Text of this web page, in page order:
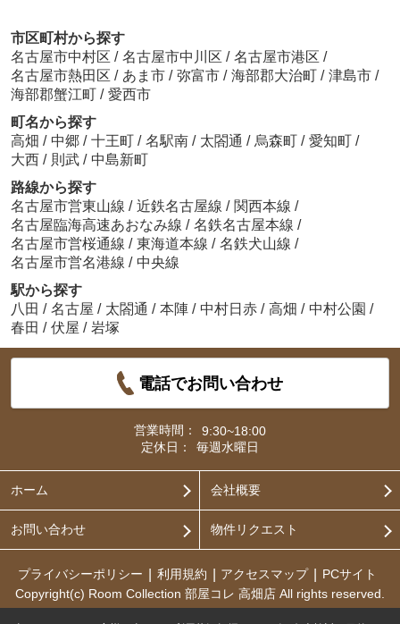
市区町村から探す
名古屋市中村区 / 名古屋市中川区 / 名古屋市港区 /
名古屋市熱田区 / あま市 / 弥富市 / 海部郡大治町 / 津島市 /
海部郡蟹江町 / 愛西市
町名から探す
高畑 / 中郷 / 十王町 / 名駅南 / 太閤通 / 烏森町 / 愛知町 /
大西 / 則武 / 中島新町
路線から探す
名古屋市営東山線 / 近鉄名古屋線 / 関西本線 /
名古屋臨海高速あおなみ線 / 名鉄名古屋本線 /
名古屋市営桜通線 / 東海道本線 / 名鉄犬山線 /
名古屋市営名港線 / 中央線
駅から探す
八田 / 名古屋 / 太閤通 / 本陣 / 中村日赤 / 高畑 / 中村公園 /
春田 / 伏屋 / 岩塚
電話でお問い合わせ
営業時間：
9:30~18:00
定休日：
毎週水曜日
ホーム 会社概要
お問い合わせ 物件リクエスト
プライバシーポリシー 利用規約 アクセスマップ
PCサイト
Copyright(c) Room Collection 部屋コレ 高畑店 All rights reserved.